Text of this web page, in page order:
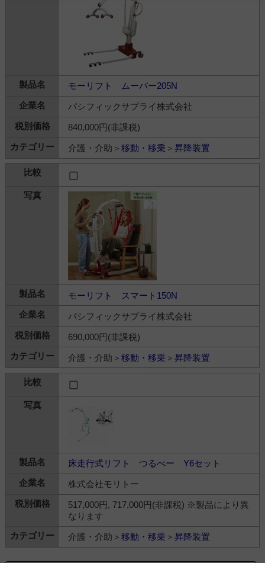
モーリフト ムーバー205N
パシフィックサプライ株式会社
840,000円(非課税)
介護・介助＞ 移動・移乗 ＞ 昇降装置
モーリフト スマート150N
パシフィックサプライ株式会社
690,000円(非課税)
介護・介助＞ 移動・移乗 ＞ 昇降装置
床走行式リフト つるべー Y6セット
株式会社モリトー
517,000円, 717,000円(非課税) ※製品により異
なります
介護・介助＞ 移動・移乗 ＞ 昇降装置